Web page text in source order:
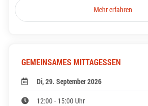
Mehr erfahren
GEMEINSAMES MITTAGESSEN
Di, 29. September 2026
12:00 - 15:00 Uhr